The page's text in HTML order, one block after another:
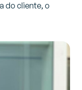
do cliente, o